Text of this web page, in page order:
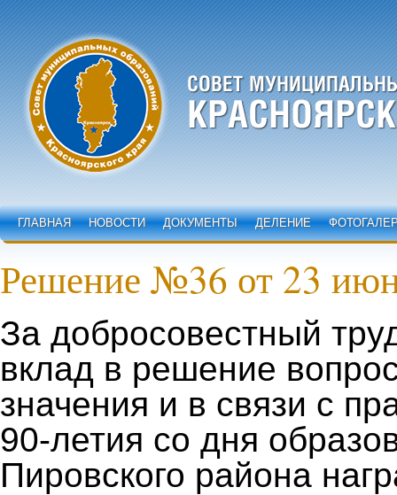
ГЛАВНАЯ НОВОСТИ ДОКУМЕНТЫ ДЕЛЕНИЕ
Решение №36 от 23
За добросовестный
вклад в решение
значения и в связи с
90-летия со дня
Пировского района